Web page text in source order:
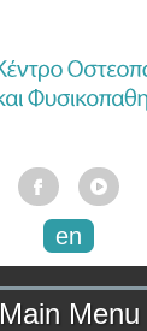
en
Main Menu